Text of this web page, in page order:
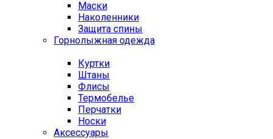
Маски
Наколенники
Защита спины
Горнолыжная одежда
Куртки
Штаны
Флисы
Термобелье
Перчатки
Носки
Аксессуары